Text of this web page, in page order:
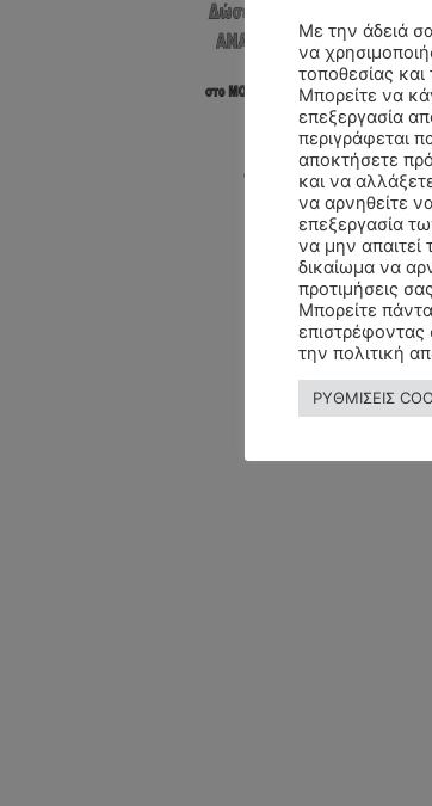
Με την άδειά
να
τοποθεσίας
Μπορείτε να
επεξεργασία
περιγράφεται
αποκτήσετε
και να
να αρνηθείτε
επεξεργασία
να μην
δικαίωμα να
προτιμήσεις
Μπορείτε
επιστρέφοντας
την πολιτική
ΡΥΘΜΙΣΕΙΣ